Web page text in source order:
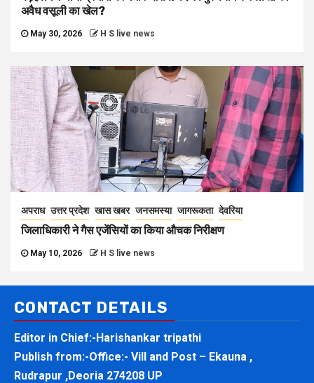
अवैध वसूली का खेल?
May 30, 2026 H S live news
अपराध उत्तर प्रदेश खास खबर जनसमस्या जागरूकता देवरिया
जिलाधिकारी ने गैस एजेंसियों का किया औचक निरीक्षण
May 10, 2026 H S live news
CONTACT DETAILS
Editor in Chief:-Harishankar tripathi
Publish from:-Office:- Vill and Post – Ekauna ,
Rudrapur ,Deoria 274208 UP